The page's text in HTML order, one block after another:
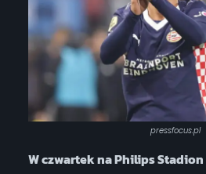
pressfocus.pl
W czwartek na Philips